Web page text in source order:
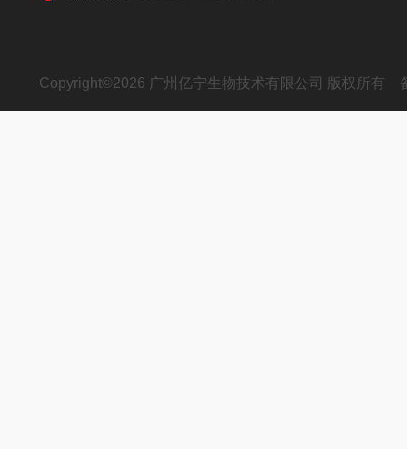
Copyright©2026 广州亿宁生物技术有限公司 版权所有